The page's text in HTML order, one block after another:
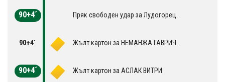
90+4´ Пряк свободен удар за Лудогорец.
90+4´ Жълт картон за НЕМАНЖА ГАВРИЧ.
90+4´ Жълт картон за АСЛАК ВИТРИ.